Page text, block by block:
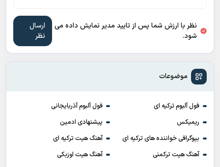
موضوعات
فول آلبوم ترکیه ای
فول آلبوم آذربایجانی
نظر با ارزش شما پس از تایید مدیر نمایش داده می
شود.